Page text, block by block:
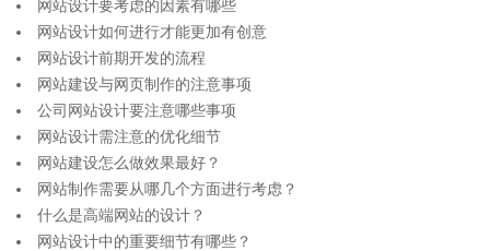
网站设计要考虑的因素有哪些
网站设计如何进行才能更加有创意
网站设计前期开发的流程
网站建设与网页制作的注意事项
公司网站设计要注意哪些事项
网站设计需注意的优化细节
网站建设怎么做效果最好？
网站制作需要从哪几个方面进行考虑？
什么是高端网站的设计？
网站设计中的重要细节有哪些？